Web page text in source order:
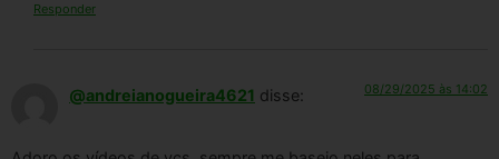
Responder
@andreianogueira4621 disse: 08/29/2025 às 14:02